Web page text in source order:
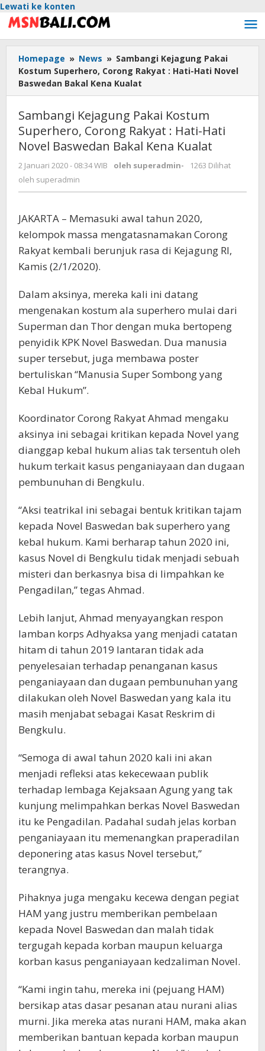
Lewati ke konten
Homepage » News » Sambangi Kejagung Pakai
Kostum Superhero, Corong Rakyat : Hati-Hati Novel
Baswedan Bakal Kena Kualat
Sambangi Kejagung Pakai Kostum
Superhero, Corong Rakyat : Hati-Hati
Novel Baswedan Bakal Kena Kualat
2 Januari 2020 - 08:34 WIB oleh superadmin-
1263 Dilihat
oleh superadmin
JAKARTA – Memasuki awal tahun 2020,
kelompok massa mengatasnamakan Corong
Rakyat kembali berunjuk rasa di Kejagung RI,
Kamis (2/1/2020).
Dalam aksinya, mereka kali ini datang
mengenakan kostum ala superhero mulai dari
Superman dan Thor dengan muka bertopeng
penyidik KPK Novel Baswedan. Dua manusia
super tersebut, juga membawa poster
bertuliskan “Manusia Super Sombong yang
Kebal Hukum”.
Koordinator Corong Rakyat Ahmad mengaku
aksinya ini sebagai kritikan kepada Novel yang
dianggap kebal hukum alias tak tersentuh oleh
hukum terkait kasus penganiayaan dan dugaan
pembunuhan di Bengkulu.
“Aksi teatrikal ini sebagai bentuk kritikan tajam
kepada Novel Baswedan bak superhero yang
kebal hukum. Kami berharap tahun 2020 ini,
kasus Novel di Bengkulu tidak menjadi sebuah
misteri dan berkasnya bisa di limpahkan ke
Pengadilan,” tegas Ahmad.
Lebih lanjut, Ahmad menyayangkan respon
lamban korps Adhyaksa yang menjadi catatan
hitam di tahun 2019 lantaran tidak ada
penyelesaian terhadap penanganan kasus
penganiayaan dan dugaan pembunuhan yang
dilakukan oleh Novel Baswedan yang kala itu
masih menjabat sebagai Kasat Reskrim di
Bengkulu.
“Semoga di awal tahun 2020 kali ini akan
menjadi refleksi atas kekecewaan publik
terhadap lembaga Kejaksaan Agung yang tak
kunjung melimpahkan berkas Novel Baswedan
itu ke Pengadilan. Padahal sudah jelas korban
penganiayaan itu memenangkan praperadilan
deponering atas kasus Novel tersebut,”
terangnya.
Pihaknya juga mengaku kecewa dengan pegiat
HAM yang justru memberikan pembelaan
kepada Novel Baswedan dan malah tidak
tergugah kepada korban maupun keluarga
korban kasus penganiayaan kedzaliman Novel.
“Kami ingin tahu, mereka ini (pejuang HAM)
bersikap atas dasar pesanan atau nurani alias
murni. Jika mereka atas nurani HAM, maka akan
memberikan bantuan kepada korban maupun